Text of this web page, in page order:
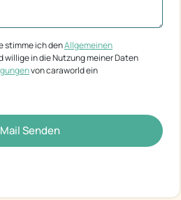
stimme ich denAllgemeinen
willige in die Nutzung meiner Daten
von caraworld ein
Senden